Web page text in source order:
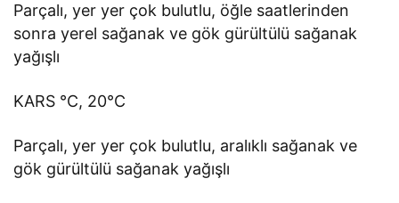
Parçalı, yer yer çok bulutlu, öğle saatlerinden
sonra yerel sağanak ve gök gürültülü sağanak
yağışlı
KARS °C, 20°C
Parçalı, yer yer çok bulutlu, aralıklı sağanak ve
gök gürültülü sağanak yağışlı